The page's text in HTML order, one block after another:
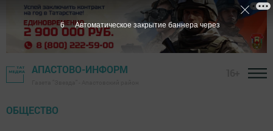
АПАСТОВО-ИНФОРМ
ОБЩЕСТВО
5 Автоматическое закрытие баннера через